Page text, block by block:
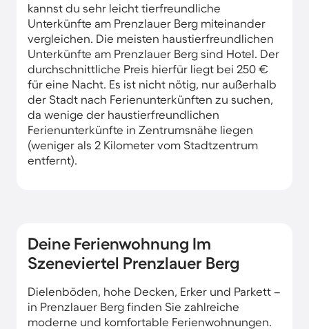
kannst du sehr leicht tierfreundliche
Unterkünfte am Prenzlauer Berg miteinander
vergleichen. Die meisten haustierfreundlichen
Unterkünfte am Prenzlauer Berg sind Hotel. Der
durchschnittliche Preis hierfür liegt bei 250 €
für eine Nacht. Es ist nicht nötig, nur außerhalb
der Stadt nach Ferienunterkünften zu suchen,
da wenige der haustierfreundlichen
Ferienunterkünfte in Zentrumsnähe liegen
(weniger als 2 Kilometer vom Stadtzentrum
entfernt).
Deine Ferienwohnung Im
Szeneviertel Prenzlauer Berg
Dielenböden, hohe Decken, Erker und Parkett –
in Prenzlauer Berg finden Sie zahlreiche
moderne und komfortable Ferienwohnungen.